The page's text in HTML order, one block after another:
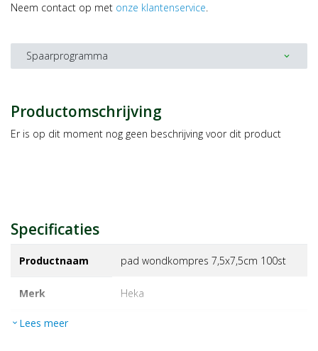
Neem contact op met onze klantenservice.
Spaarprogramma expand_more
Productomschrijving
Er is op dit moment nog geen beschrijving voor dit product
Specificaties
Productnaam pad wondkompres 7,5x7,5cm 100st
Merk heka
EAN
expand_more Lees meer